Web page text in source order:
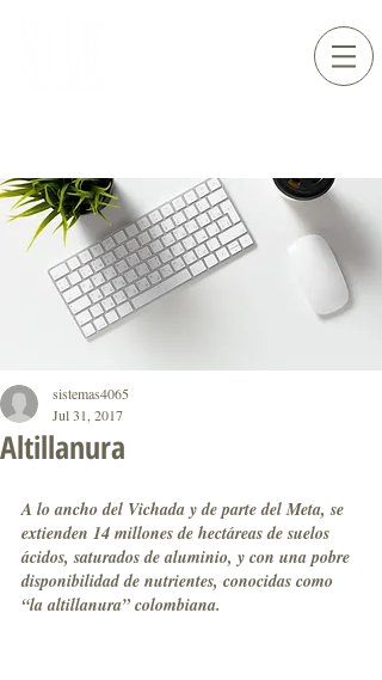
Altillanura
sistemas4065
Jul 31, 2017
A lo ancho del Vichada y de parte del Meta, se
extienden 14 millones de hectáreas de suelos
ácidos, saturados de aluminio, y con una pobre
disponibilidad de nutrientes, conocidas como
“la altillanura” colombiana.